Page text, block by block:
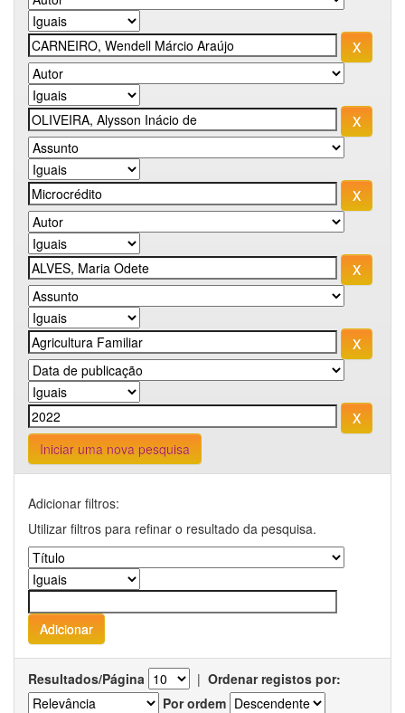
Iniciar uma nova pesquisa
Adicionar filtros:
Utilizar filtros para refinar o resultado da pesquisa.
Resultados/Página | Ordenar registos por:
Por ordem